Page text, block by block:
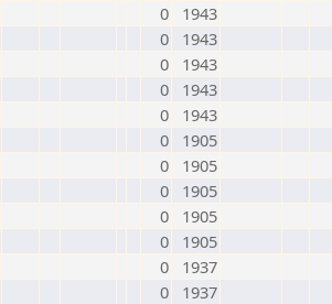
0
1943
0
1943
0
1943
0
1943
0
1943
0
1905
0
1905
0
1905
0
1905
0
1905
0
1937
0
1937